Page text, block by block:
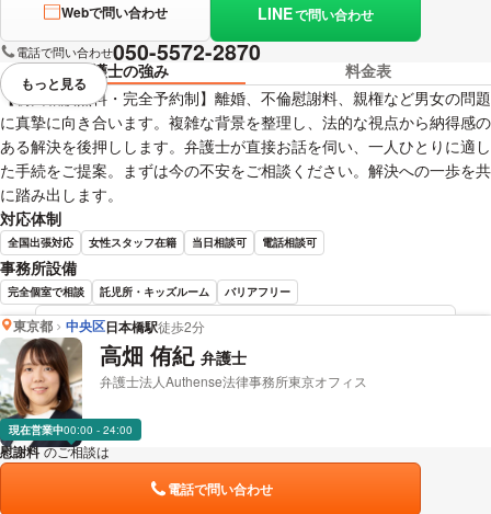
Webで問い合わせ LINEで問い合わせ
電話で問い合わせ050-5572-2870
弁護士の強み
料金表
【初回相談無料・完全予約制】離婚、不倫慰謝料、親権など男女の問題
に真摯に向き合います。複雑な背景を整理し、法的な視点から納得感の
ある解決を後押しします。弁護士が直接お話を伺い、一人ひとりに適し
た手続をご提案。まずは今の不安をご相談ください。解決への一歩を共
に踏み出します。
対応体制
全国出張対応 女性スタッフ在籍 当日相談可 電話相談可
事務所設備
完全個室で相談 託児所・キッズルーム バリアフリー
長瀬 佑志 弁護士の詳細情報を見る
視覚的に省略されている要素を
もっと見る
東京都 中央区日本橋駅徒歩2分
高畑 侑紀 弁護士
弁護士法人Authense法律事務所東京オフィス
現在営業中00:00 - 24:00
慰謝料 のご相談は
電話で問い合わせ